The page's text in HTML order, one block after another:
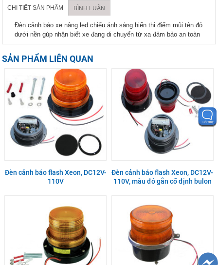
CHI TIẾT SẢN PHẨM BÌNH LUẬN
Đèn cảnh báo xe nâng led chiếu ánh sáng hiển thị điểm mũi tên đỏ
dưới nền gúp nhận biết xe đang di chuyển từ xa đảm bảo an toàn
SẢN PHẨM LIÊN QUAN
Đèn cảnh báo flash Xeon, DC12V-
110V
Đèn cảnh báo flash Xeon, DC12V-
110V, màu đỏ gắn cố định bulon